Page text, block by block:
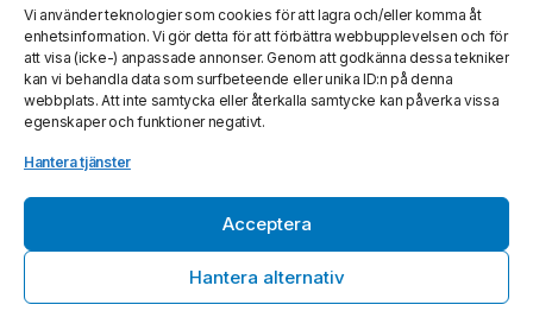
Vi använder teknologier som cookies för att lagra och/eller komma åt
enhetsinformation. Vi gör detta för att förbättra webbupplevelsen och för
att visa (icke-) anpassade annonser. Genom att godkänna dessa tekniker
kan vi behandla data som surfbeteende eller unika ID:n på denna
webbplats. Att inte samtycka eller återkalla samtycke kan påverka vissa
egenskaper och funktioner negativt.
Hantera tjänster
Acceptera
Hantera alternativ
VILLKOR
Allmänna villkor
Integritetspolicy
Leveransvillkor
Vismark AB, alla rättigheter reserverade